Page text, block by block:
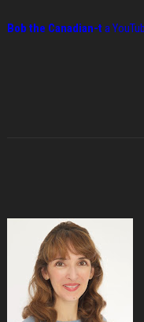
Bob the Canadian-t a